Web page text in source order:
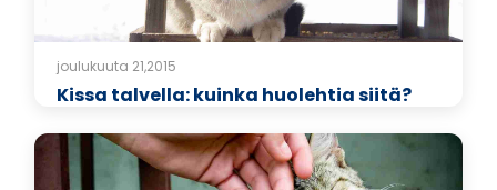
joulukuuta 21,2015
Kissa talvella: kuinka huolehtia siitä?